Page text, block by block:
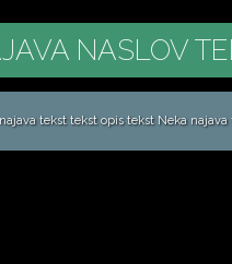
NASLOV
tekst tekst opis tekst Neka